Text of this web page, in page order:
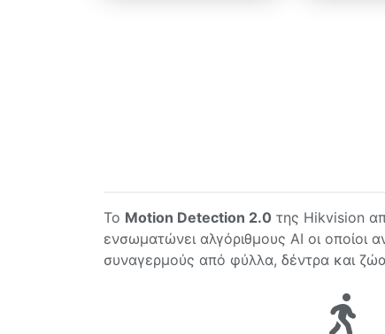
Το Motion Detection 2.0 της Hikvision
ενσωματώνει αλγόριθμους AI οι
συναγερμούς από φύλλα, δέντρα και